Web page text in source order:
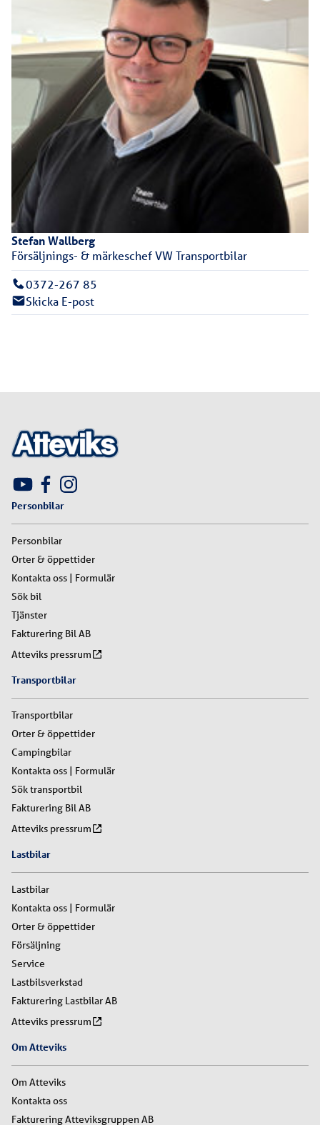
StefanWallberg
Försäljnings- & märkeschef VW Transportbilar
0372-267 85
Skicka E-post
Personbilar
Personbilar
Orter & öppettider
Kontakta oss | Formulär
Sök bil
Tjänster
Fakturering Bil AB
Atteviks pressrum
Transportbilar
Transportbilar
Orter & öppettider
Campingbilar
Kontakta oss | Formulär
Sök transportbil
Fakturering Bil AB
Atteviks pressrum
Lastbilar
Lastbilar
Kontakta oss | Formulär
Orter & öppettider
Försäljning
Service
Lastbilsverkstad
Fakturering Lastbilar AB
Atteviks pressrum
Om Atteviks
Om Atteviks
Kontakta oss
Fakturering Atteviksgruppen AB